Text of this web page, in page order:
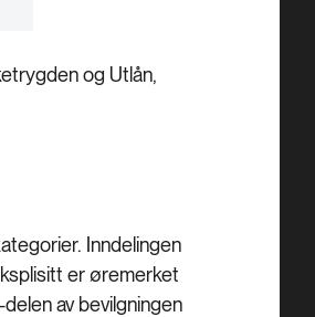
og Utlån,
Inndelingen
er øremerket
av bevilgningen